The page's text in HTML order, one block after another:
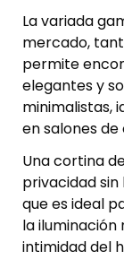
La variada
mercado,
permite
elegantes y
minimalistas,
en salones
Una cortina
privacidad
que es ideal
la
intimidad del